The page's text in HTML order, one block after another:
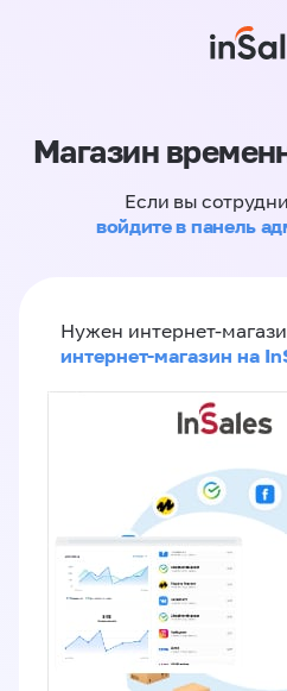
Магазин
Если вы
войдите в панель
Нужен интернет-
интернет-магазин на